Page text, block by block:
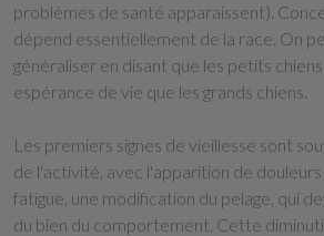
problèmes de santé apparaissent).
dépend essentiellement de la race. On
généraliser en disant que les petits
espérance de vie que les grands chiens.
Les premiers signes de vieillesse sont
de l'activité, avec l'apparition de
fatigue, une modification du pelage, qui
du bien du comportement. Cette